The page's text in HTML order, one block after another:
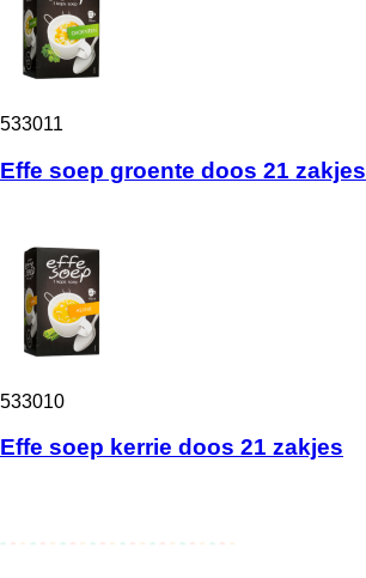
533011
Effe soep groente doos 21 zakjes
533010
Effe soep kerrie doos 21 zakjes